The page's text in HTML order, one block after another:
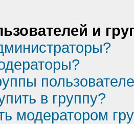
и
в группу?
модератором